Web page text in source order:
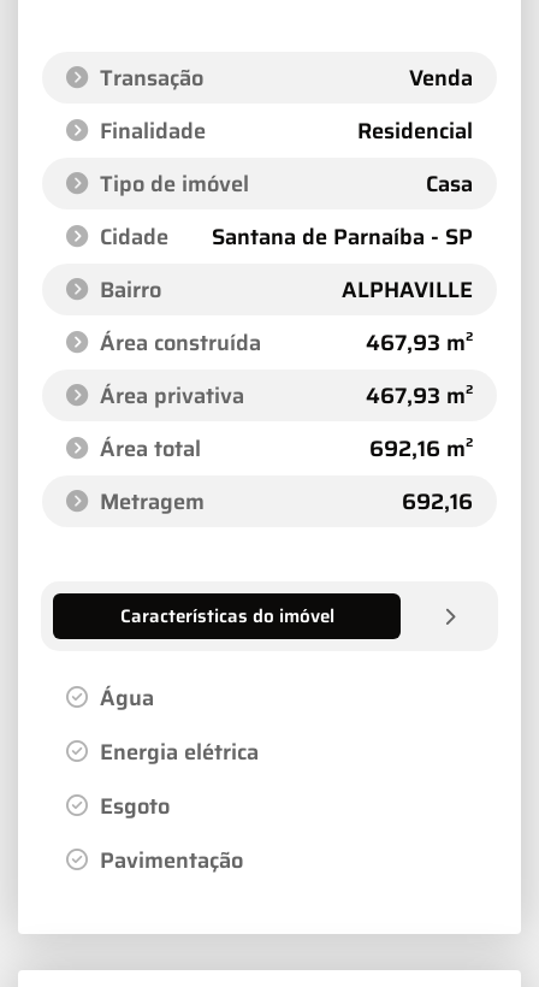
Transação
Venda
Finalidade
Residencial
Tipo de imóvel
Casa
Cidade
Santana de Parnaíba - SP
Bairro
ALPHAVILLE
Área construída
467,93 m²
Área privativa
467,93 m²
Área total
692,16 m²
Metragem
692,16
Características do imóvel
Água
Energia elétrica
Esgoto
Pavimentação